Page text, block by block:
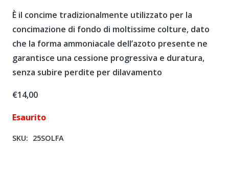
È il concime tradizionalmente utilizzato per la
concimazione di fondo di moltissime colture, dato
che la forma ammoniacale dell’azoto presente ne
garantisce una cessione progressiva e duratura,
senza subire perdite per dilavamento
€14,00
Esaurito
SKU: 25SOLFA